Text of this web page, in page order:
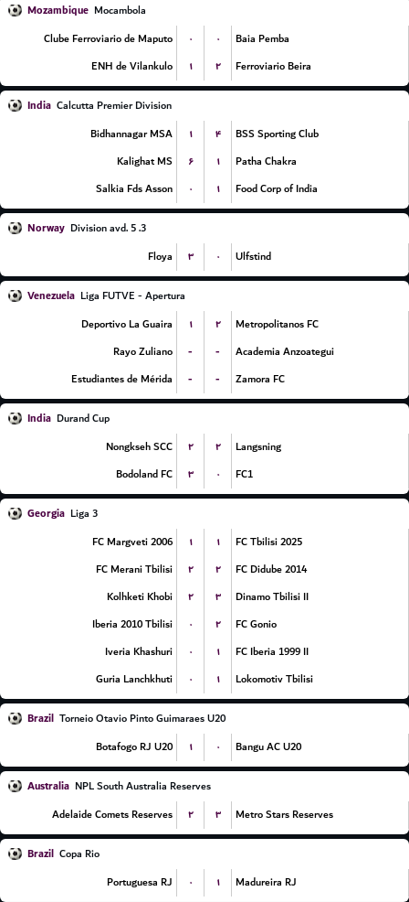
Mozambique Mocambola
Clube Ferroviario de Maputo
۰ ۰
Baia Pemba
ENH de Vilankulo
۱ ۲ Ferroviario Beira
India Calcutta Premier Division
Bidhannagar MSA
۱ ۴
BSS Sporting Club
Kalighat MS
۶ ۱
Patha Chakra
Salkia Fds Asson
۰ ۱ Food Corp of India
Norway
3. Division avd. 5
Floya
۳ ۰ Ulfstind
Venezuela Liga FUTVE - Apertura
Deportivo La Guaira
۱ ۲
Metropolitanos FC
Rayo Zuliano
- -
Academia Anzoategui
Estudiantes de Mérida
- - Zamora FC
India Durand Cup
Nongkseh SCC
۲ ۲
Langsning
Bodoland FC
۳ ۰ FC1
Georgia Liga 3
FC Margveti 2006
۱ ۱
FC Tbilisi 2025
FC Merani Tbilisi
۲ ۲
FC Didube 2014
Kolhketi Khobi
۲ ۳
Dinamo Tbilisi II
Iberia 2010 Tbilisi
۰ ۲
FC Gonio
Iveria Khashuri
۰ ۱
FC Iberia 1999 II
Guria Lanchkhuti
۰ ۱ Lokomotiv Tbilisi
Brazil Torneio Otavio Pinto Guimaraes U20
Botafogo RJ U20
۱ ۰ Bangu AC U20
Australia NPL South Australia Reserves
Adelaide Comets Reserves
۲ ۳ Metro Stars Reserves
Brazil Copa Rio
Portuguesa RJ
۰ ۱ Madureira RJ